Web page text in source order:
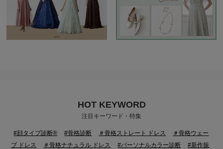
HOT KEYWORD
注目キーワード・特集
#顔タイプ診断® #骨格診断 ＃骨格ストレート ドレス
＃骨格ウェー
ブ ドレス
＃骨格ナチュラル ドレス #パーソナルカラー診断
#新作振